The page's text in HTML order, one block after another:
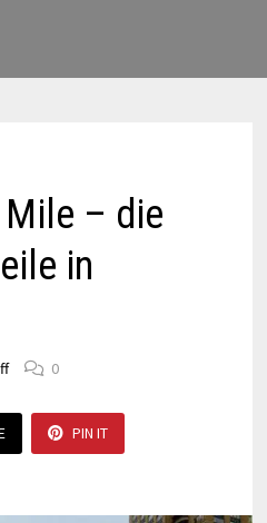
– die
in
0
PIN IT